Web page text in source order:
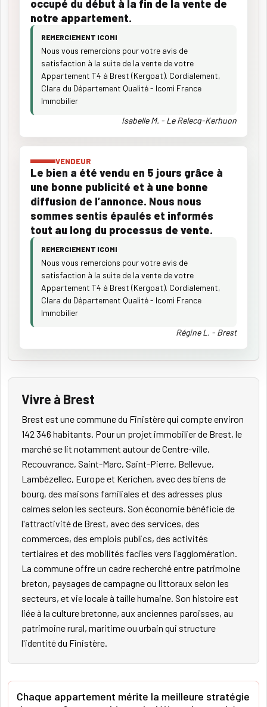
occupé du début à la fin de la vente de
notre appartement.
REMERCIEMENT ICOMI
Nous vous remercions pour votre avis de
satisfaction à la suite de la vente de votre
Appartement T4 à Brest (Kergoat). Cordialement,
Clara du Département Qualité - Icomi France
Immobilier
Isabelle M. - Le Relecq-Kerhuon
VENDEUR
Le bien a été vendu en 5 jours grâce à
une bonne publicité et à une bonne
diffusion de l’annonce. Nous nous
sommes sentis épaulés et informés
tout au long du processus de vente.
REMERCIEMENT ICOMI
Nous vous remercions pour votre avis de
satisfaction à la suite de la vente de votre
Appartement T4 à Brest (Kergoat). Cordialement,
Clara du Département Qualité - Icomi France
Immobilier
Régine L. - Brest
Vivre à Brest
Brest est une commune du Finistère qui compte environ
142 346 habitants. Pour un projet immobilier de Brest, le
marché se lit notamment autour de Centre-ville,
Recouvrance, Saint-Marc, Saint-Pierre, Bellevue,
Lambézellec, Europe et Kerichen, avec des biens de
bourg, des maisons familiales et des adresses plus
calmes selon les secteurs. Son économie bénéficie de
l'attractivité de Brest, avec des services, des
commerces, des emplois publics, des activités
tertiaires et des mobilités faciles vers l'agglomération.
La commune offre un cadre recherché entre patrimoine
breton, paysages de campagne ou littoraux selon les
secteurs, et vie locale à taille humaine. Son histoire est
liée à la culture bretonne, aux anciennes paroisses, au
patrimoine rural, maritime ou urbain qui structure
l'identité du Finistère.
Chaque appartement mérite la meilleure stratégie